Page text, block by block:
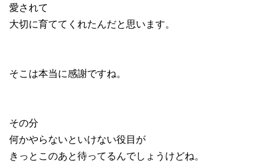
愛されて
大切に育ててくれたんだと思います。
そこは本当に感謝ですね。
その分
何かやらないといけない役目が
きっとこのあと待ってるんでしょうけどね。